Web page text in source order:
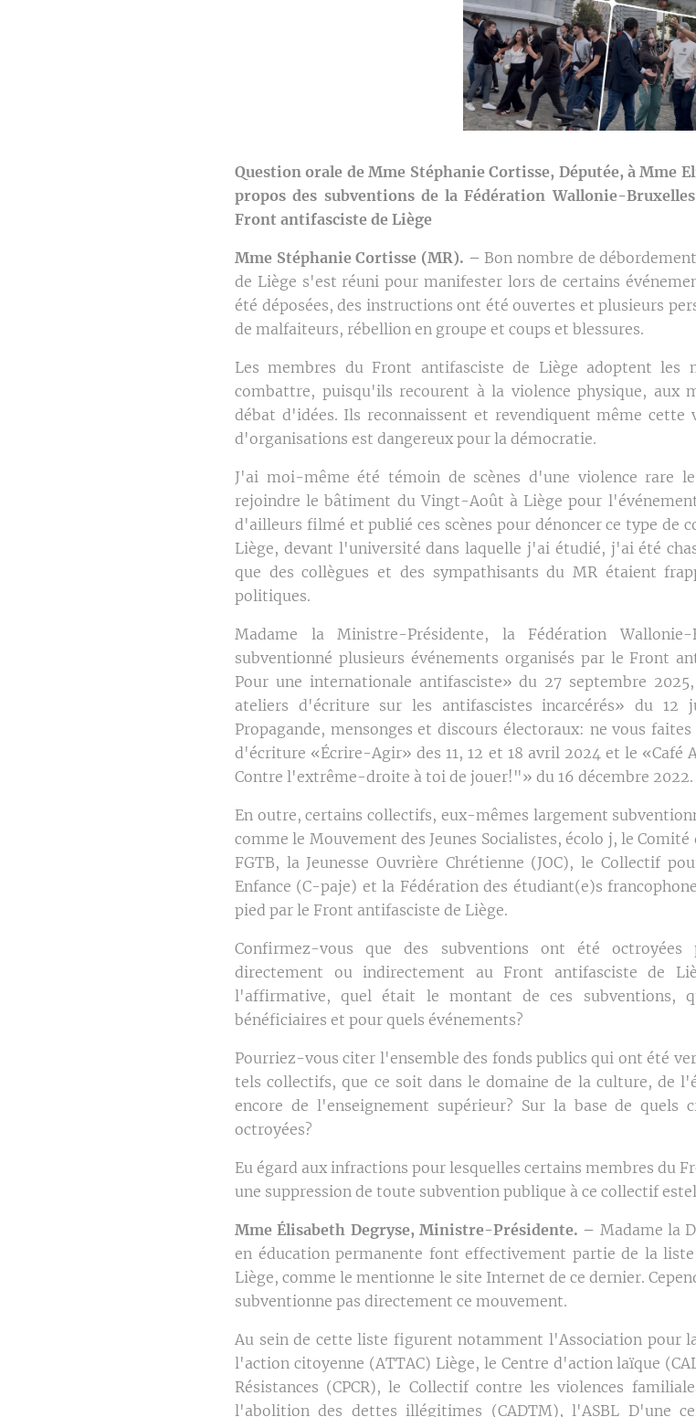
Question orale de Mme Stéphanie Cortisse, Députée, à Mme
propos des subventions de la Fédération Wallonie-
Front antifasciste de Liège
Mme Stéphanie Cortisse (MR). – Bon nombre de
de Liège s'est réuni pour manifester lors de certains
été déposées, des instructions ont été ouvertes et plusieurs
de malfaiteurs, rébellion en groupe et coups et blessures.
Les membres du Front antifasciste de Liège adoptent les
combattre, puisqu'ils recourent à la violence physique,
débat d'idées. Ils reconnaissent et revendiquent même cette
d'organisations est dangereux pour la démocratie.
J'ai moi-même été témoin de scènes d'une violence rare
rejoindre le bâtiment du Vingt-Août à Liège pour
d'ailleurs filmé et publié ces scènes pour dénoncer ce type de
Liège, devant l'université dans laquelle j'ai étudié, j'ai été
que des collègues et des sympathisants du MR étaient
politiques.
Madame la Ministre-Présidente, la Fédération
subventionné plusieurs événements organisés par le Front
Pour une internationale antifasciste» du 27 septembre
ateliers d'écriture sur les antifascistes incarcérés» du 12
Propagande, mensonges et discours électoraux: ne vous
d'écriture «Écrire-Agir» des 11, 12 et 18 avril 2024 et le
Contre l'extrême-droite à toi de jouer!"» du 16 décembre 2022.
En outre, certains collectifs, eux-mêmes largement
comme le Mouvement des Jeunes Socialistes, écolo j, le
FGTB, la Jeunesse Ouvrière Chrétienne (JOC), le Collectif
Enfance (C-paje) et la Fédération des étudiant(e)s
pied par le Front antifasciste de Liège.
Confirmez-vous que des subventions ont été octroyées
directement ou indirectement au Front antifasciste de
l'affirmative, quel était le montant de ces subventions,
bénéficiaires et pour quels événements?
Pourriez-vous citer l'ensemble des fonds publics qui ont été
tels collectifs, que ce soit dans le domaine de la culture, de
encore de l'enseignement supérieur? Sur la base de quels
octroyées?
Eu égard aux infractions pour lesquelles certains membres du
une suppression de toute subvention publique à ce collectif
Mme Élisabeth Degryse, Ministre-Présidente. – Madame la
en éducation permanente font effectivement partie de la
Liège, comme le mentionne le site Internet de ce dernier.
subventionne pas directement ce mouvement.
Au sein de cette liste figurent notamment l'Association pour
l'action citoyenne (ATTAC) Liège, le Centre d'action laïque
Résistances (CPCR), le Collectif contre les violences
l'abolition des dettes illégitimes (CADTM), l'ASBL D'une